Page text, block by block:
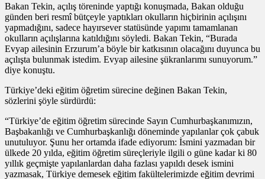
Bakan Tekin, açılış töreninde yaptığı konuşmada, Bakan olduğu
günden beri resmî bütçeyle yaptıkları okulların hiçbirinin açılışını
yapmadığını, sadece hayırsever statüsünde yapımı tamamlanan
okulların açılışlarına katıldığını söyledi. Bakan Tekin, “Burada
Evyap ailesinin Erzurum’a böyle bir katkısının olacağını duyunca bu
açılışta bulunmak istedim. Evyap ailesine şükranlarımı sunuyorum.”
diye konuştu.
Türkiye’deki eğitim öğretim sürecine değinen Bakan Tekin,
sözlerini şöyle sürdürdü:
“Türkiye’de eğitim öğretim sürecinde Sayın Cumhurbaşkanımızın,
Başbakanlığı ve Cumhurbaşkanlığı döneminde yapılanlar çok çabuk
unutuluyor. Şunu her ortamda ifade ediyorum: İsmini yazmadan bir
ülkede 20 yılda, eğitim öğretim süreçleriyle ilgili o güne kadar ki 80
yıllık geçmişte yapılanlardan daha fazlası yapıldı desek ismini
yazmasak, Türkiye demesek eğitim fakültelerimizde eğitim devrimi